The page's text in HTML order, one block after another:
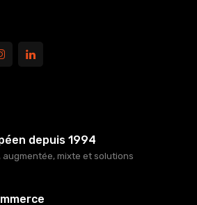
depuis 1994
augmentée, mixte et solutions